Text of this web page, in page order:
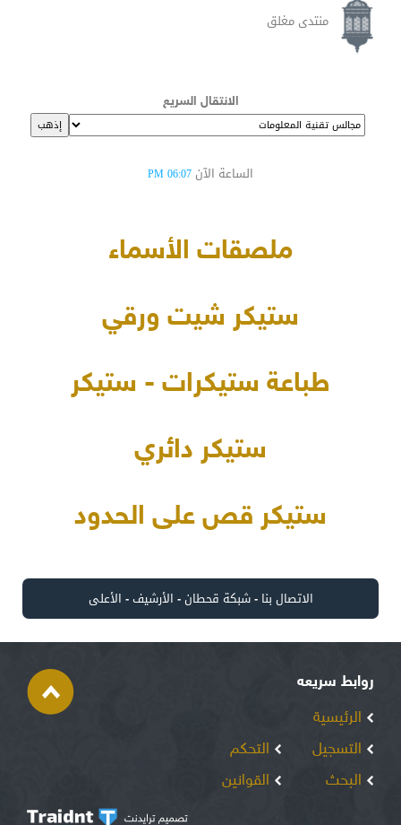
منتدى مغلق
الانتقال السريع
الساعة الآن 06:07 PM
ملصقات الأسماء
ستيكر شيت ورقي
طباعة ستيكرات - ستيكر
ستيكر دائري
ستيكر قص على الحدود
الاتصال بنا -شبكة قحطان- الأرشيف- الأعلى
روابط سريعه
الرئيسية
التسجيل
البحث
التحكم
القوانين